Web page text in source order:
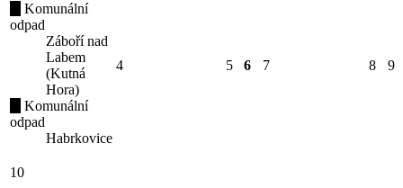
Komunální
odpad
Záboří nad
Labem
(Kutná
Hora)
Komunální
odpad
Habrkovice
4 5 6 7 8 9
10